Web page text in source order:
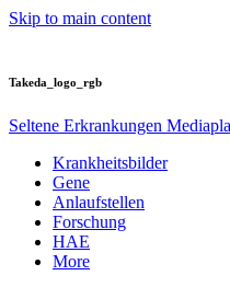
Skip to main content
Takeda_logo_rgb
Seltene Erkrankungen
Krankheitsbilder
Gene
Anlaufstellen
Forschung
HAE
More